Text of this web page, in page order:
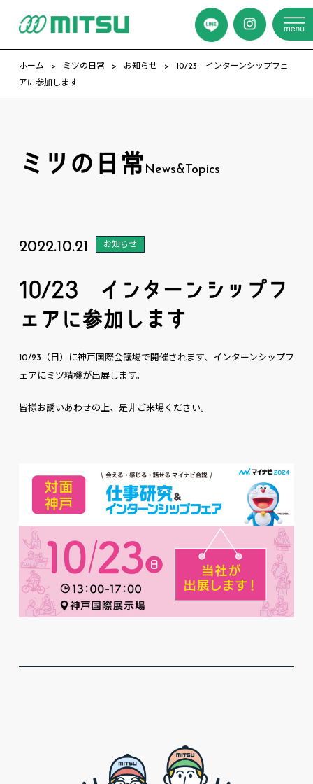
ホーム ミツの日常 お知らせ
10/23 インターンシップフェ
アに参加します
ミツの日常News&Topics
2022.10.21 お知らせ
10/23 インターンシップフ
ェアに参加します
10/23（日）に神戸国際会議場で開催されます、インターンシップフ
ェアにミツ精機が出展します。
皆様お誘いあわせの上、是非ご来場ください。